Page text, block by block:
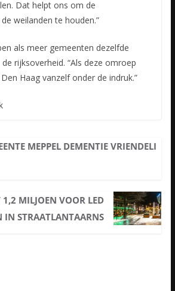
Dat helpt ons om de
weilanden te houden.”
als meer gemeenten dezelfde
rijksoverheid. “Als deze omroep
Haag vanzelf onder de indruk.”
MEPPEL DEMENTIE VRIENDELI
1,2 MILJOEN VOOR LED
IN STRAATLANTAARNS